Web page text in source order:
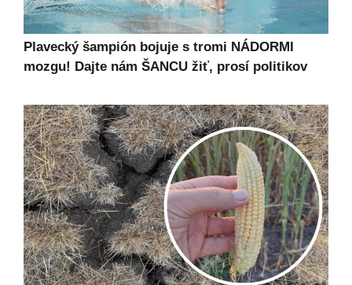
Plavecký šampión bojuje s tromi NÁDORMI
mozgu! Dajte nám ŠANCU žiť, prosí politikov